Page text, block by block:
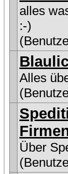
alles
:-)
Alles
Über